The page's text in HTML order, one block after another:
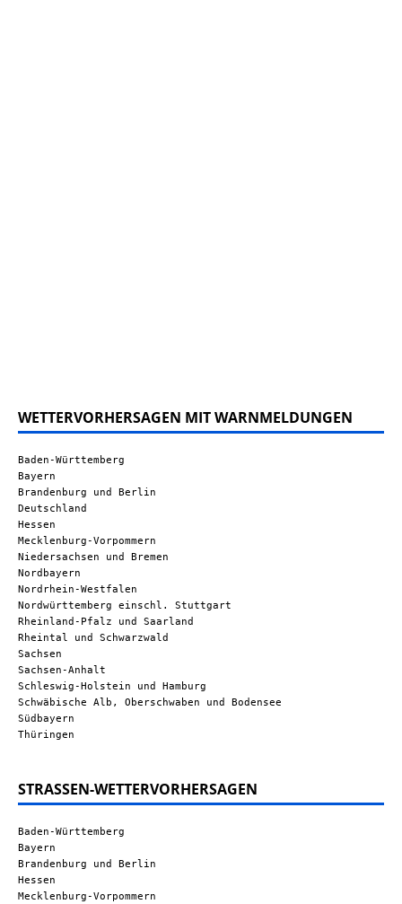
WETTERVORHERSAGEN MIT WARNMELDUNGEN
Baden-Württemberg
Bayern
Brandenburg und Berlin
Deutschland
Hessen
Mecklenburg-Vorpommern
Niedersachsen und Bremen
Nordbayern
Nordrhein-Westfalen
Nordwürttemberg einschl. Stuttgart
Rheinland-Pfalz und Saarland
Rheintal und Schwarzwald
Sachsen
Sachsen-Anhalt
Schleswig-Holstein und Hamburg
Schwäbische Alb, Oberschwaben und Bodensee
Südbayern
Thüringen
STRASSEN-WETTERVORHERSAGEN
Baden-Württemberg
Bayern
Brandenburg und Berlin
Hessen
Mecklenburg-Vorpommern